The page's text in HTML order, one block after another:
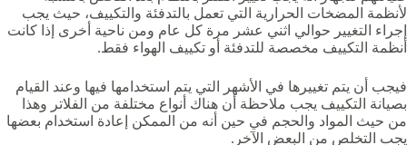
لأنظمة المضخات الحرارية التي تعمل بالتدفئة والتكييف، حيث يجب
إجراء التغيير حوالي اثني عشر مرة كل عام ومن ناحية أخرى إذا كانت
أنظمة التكييف مخصصة للتدفئة أو تكييف الهواء فقط.
فيجب أن يتم تغييرها في الأشهر التي يتم استخدامها فيها وعند القيام
بصيانة التكييف يجب ملاحظة أن هناك أنواع مختلفة من الفلاتر وهذا
من حيث المواد والحجم في حين أنه من الممكن إعادة استخدام بعضها
يجب التخلص من البعض الآخر.